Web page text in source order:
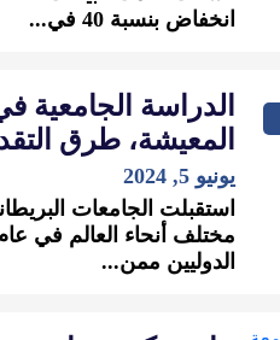
انخفاض بنسبة 40 في...
الدراسة الجامعية
المعيشة، طرق
يونيو 5, 2024
الدوليين ممن...